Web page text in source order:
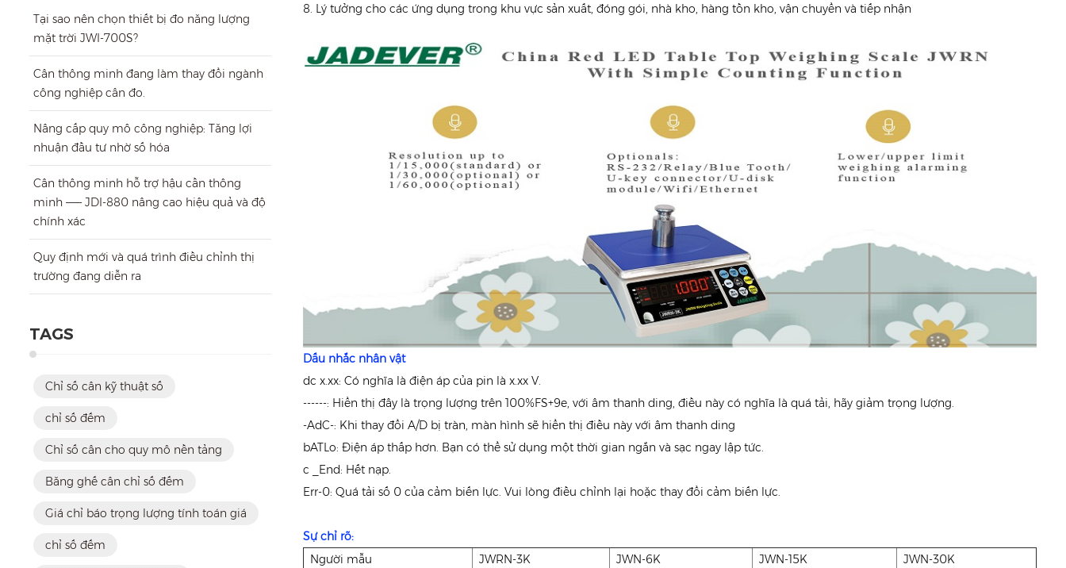
Tại sao nên chọn thiết bị đo năng lượng
mặt trời JWI-700S?
Cân thông minh đang làm thay đổi ngành
công nghiệp cân đo.
Nâng cấp quy mô công nghiệp: Tăng lợi
nhuận đầu tư nhờ số hóa
Cân thông minh hỗ trợ hậu cần thông
minh —— JDI-880 nâng cao hiệu quả và độ
chính xác
Quy định mới và quá trình điều chỉnh thị
trường đang diễn ra
TAGS
Chỉ số cân kỹ thuật số
chỉ số đếm
Chỉ số cân cho quy mô nền tảng
Băng ghế cân chỉ số đếm
Giá chỉ báo trọng lượng tính toán giá
chỉ số đếm
8. Lý tưởng cho các ứng dụng trong khu vực sản xuất, đóng gói, nhà kho, hàng tồn kho, vận chuyển và tiếp nhận
Dấu nhắc nhân vật
dc x.xx: Có nghĩa là điện áp của pin là x.xx V.
------: Hiển thị đây là trọng lượng trên 100%FS+9e, với âm thanh ding, điều này có nghĩa là quá tải, hãy giảm trọng lượng.
-AdC-: Khi thay đổi A/D bị tràn, màn hình sẽ hiển thị điều này với âm thanh ding
bATLo: Điện áp thấp hơn. Bạn có thể sử dụng một thời gian ngắn và sạc ngay lập tức.
c _End: Hết nạp.
Err-0: Quá tải số 0 của cảm biến lực. Vui lòng điều chỉnh lại hoặc thay đổi cảm biến lực.
Sự chỉ rõ:
Người mẫu
JWRN-3K JWN-6K JWN-15K
JWN-30K